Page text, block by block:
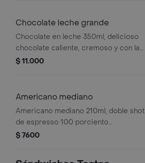
Chocolate leche grande
Chocolate en leche 350ml, delicioso
chocolate caliente, cremoso y con la
textura perfecta. preparado con leche
$ 11.000
Americano mediano
Americano mediano 210ml, doble shot
de espresso 100 porciento
colombiano, diluido con agua. sabor
$ 7600